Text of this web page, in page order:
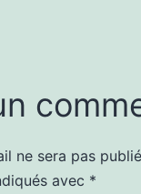
ne sera pas
avec *